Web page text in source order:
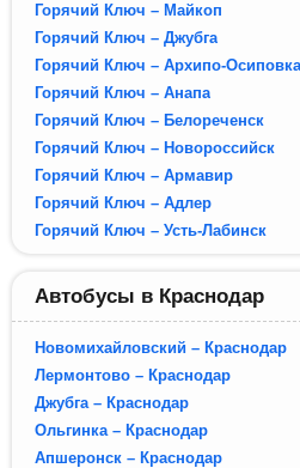
Горячий Ключ – Майкоп
Горячий Ключ – Джубга
Горячий Ключ – Архипо-Осиповка
Горячий Ключ – Анапа
Горячий Ключ – Белореченск
Горячий Ключ – Новороссийск
Горячий Ключ – Армавир
Горячий Ключ – Адлер
Горячий Ключ – Усть-Лабинск
Автобусы в Краснодар
Новомихайловский – Краснодар
Лермонтово – Краснодар
Джубга – Краснодар
Ольгинка – Краснодар
Апшеронск – Краснодар